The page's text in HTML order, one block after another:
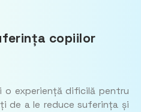
copiilor
experiență dificilă pentru
de a le reduce suferința și